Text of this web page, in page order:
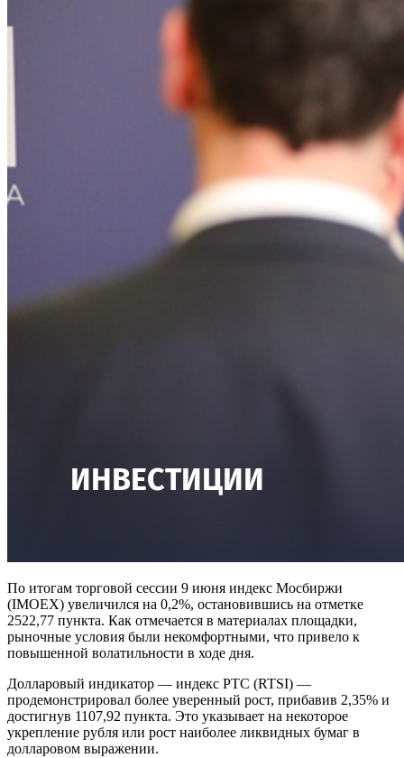
По итогам торговой сессии 9 июня индекс Мосбиржи
(IMOEX) увеличился на 0,2%, остановившись на отметке
2522,77 пункта. Как отмечается в материалах площадки,
рыночные условия были некомфортными, что привело к
повышенной волатильности в ходе дня.
Долларовый индикатор — индекс РТС (RTSI) —
продемонстрировал более уверенный рост, прибавив 2,35% и
достигнув 1107,92 пункта. Это указывает на некоторое
укрепление рубля или рост наиболее ликвидных бумаг в
долларовом выражении.